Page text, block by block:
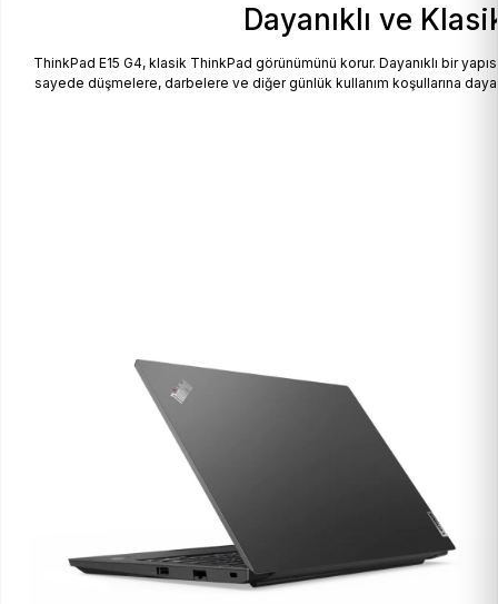
Dayanıklı ve
ThinkPad E15 G4, klasik ThinkPad görünümünü korur. Dayanıklı bir
sayede düşmelere, darbelere ve diğer günlük kullanım koşullarına